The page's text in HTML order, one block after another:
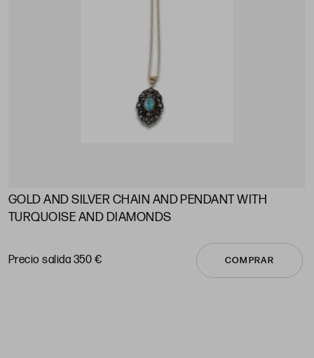
GOLD AND SILVER CHAIN ​​AND PENDANT WITH
TURQUOISE AND DIAMONDS
Precio salida 350 € COMPRAR